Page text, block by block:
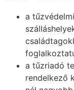
a
a tűzriadó
rendelkező